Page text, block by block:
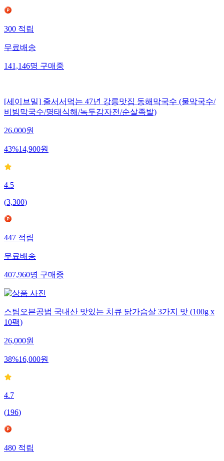
300적립
무료배송
141,146명구매중
[세이브밀] 줄서서먹는 47년 강릉맛집 동해막국수 (물막국수/
비빔막국수/명태식해/녹두감자전/순살족발)
26,000원
43%14,900원
4.5
(3,300)
447적립
무료배송
407,960명구매중
스팀오븐공법 국내산 맛있는 치큐 닭가슴살 3가지 맛 (100g x
10팩)
26,000원
38%16,000원
4.7
(196)
480적립